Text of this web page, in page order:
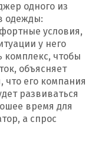
одного из
одежды:
условия,
у него
комплекс, чтобы
объясняет
что его компания
развиваться
время для
а спрос